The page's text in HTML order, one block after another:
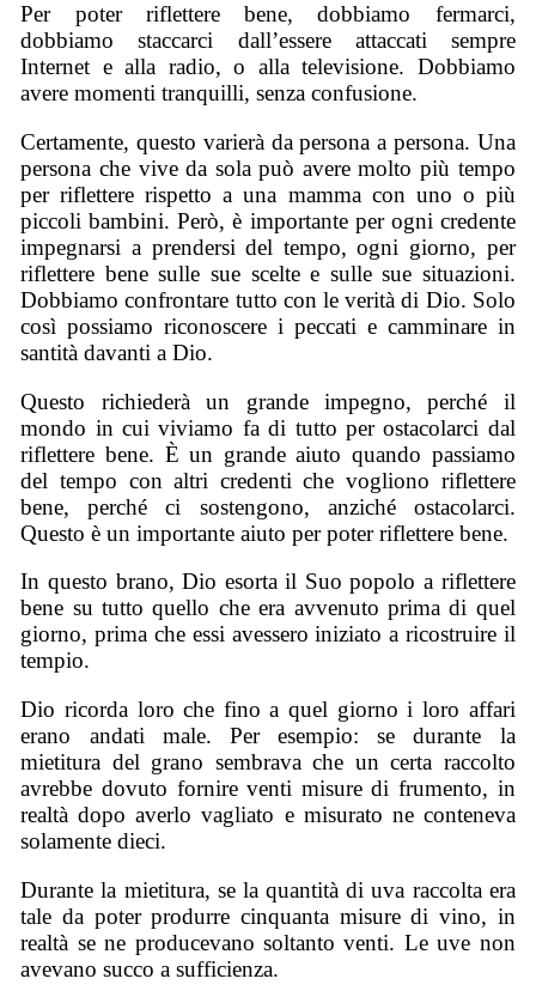
Per poter riflettere bene, dobbiamo fermarci,
dobbiamo staccarci dall’essere attaccati sempre
Internet e alla radio, o alla televisione. Dobbiamo
avere momenti tranquilli, senza confusione.
Certamente, questo varierà da persona a persona. Una
persona che vive da sola può avere molto più tempo
per riflettere rispetto a una mamma con uno o più
piccoli bambini. Però, è importante per ogni credente
impegnarsi a prendersi del tempo, ogni giorno, per
riflettere bene sulle sue scelte e sulle sue situazioni.
Dobbiamo confrontare tutto con le verità di Dio. Solo
così possiamo riconoscere i peccati e camminare in
santità davanti a Dio.
Questo richiederà un grande impegno, perché il
mondo in cui viviamo fa di tutto per ostacolarci dal
riflettere bene. È un grande aiuto quando passiamo
del tempo con altri credenti che vogliono riflettere
bene, perché ci sostengono, anziché ostacolarci.
Questo è un importante aiuto per poter riflettere bene.
In questo brano, Dio esorta il Suo popolo a riflettere
bene su tutto quello che era avvenuto prima di quel
giorno, prima che essi avessero iniziato a ricostruire il
tempio.
Dio ricorda loro che fino a quel giorno i loro affari
erano andati male. Per esempio: se durante la
mietitura del grano sembrava che un certa raccolto
avrebbe dovuto fornire venti misure di frumento, in
realtà dopo averlo vagliato e misurato ne conteneva
solamente dieci.
Durante la mietitura, se la quantità di uva raccolta era
tale da poter produrre cinquanta misure di vino, in
realtà se ne producevano soltanto venti. Le uve non
avevano succo a sufficienza.